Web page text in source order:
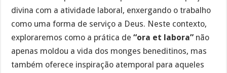
divina com a atividade laboral, enxergando o trabalho
como uma forma de serviço a Deus. Neste contexto,
exploraremos como a prática de“ora et labora” não
apenas moldou a vida dos monges beneditinos, mas
também oferece inspiração atemporal para aqueles